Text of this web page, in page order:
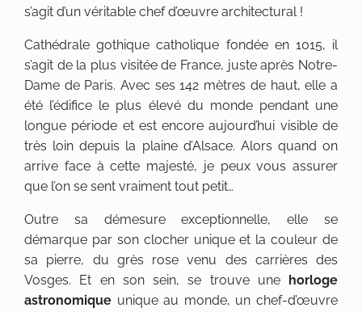
s’agit d’un véritable chef d’œuvre architectural !
Cathédrale gothique catholique fondée en 1015, il
s’agit de la plus visitée de France, juste après Notre-
Dame de Paris. Avec ses 142 mètres de haut, elle a
été l’édifice le plus élevé du monde pendant une
longue période et est encore aujourd’hui visible de
très loin depuis la plaine d’Alsace. Alors quand on
arrive face à cette majesté, je peux vous assurer
que l’on se sent vraiment tout petit…
Outre sa démesure exceptionnelle, elle se
démarque par son clocher unique et la couleur de
sa pierre, du grès rose venu des carrières des
Vosges. Et en son sein, se trouve une horloge
astronomique unique au monde, un chef-d’œuvre